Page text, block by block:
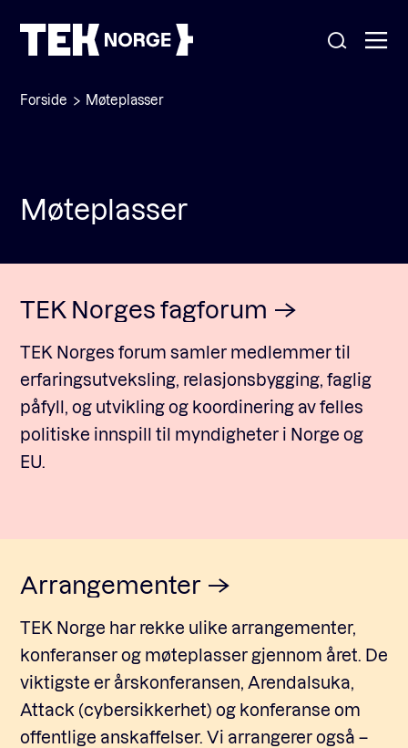
Nyheter
Møteplasser
Kontakt
English
POPULÆRE SØK:
Våre viktigste saker
Ansatte
Fagforum
Standardavtaler
Nyheter og meninger
Rapporter
Forside Møteplasser
Møteplasser
TEK Norges fagforum
TEK Norges forum samler medlemmer til
erfaringsutveksling, relasjonsbygging, faglig
påfyll, og utvikling og koordinering av felles
politiske innspill til myndigheter i Norge og
EU.
Arrangementer
TEK Norge har rekke ulike arrangementer,
konferanser og møteplasser gjennom året. De
viktigste er årskonferansen, Arendalsuka,
Attack (cybersikkerhet) og konferanse om
offentlige anskaffelser. Vi arrangerer også –